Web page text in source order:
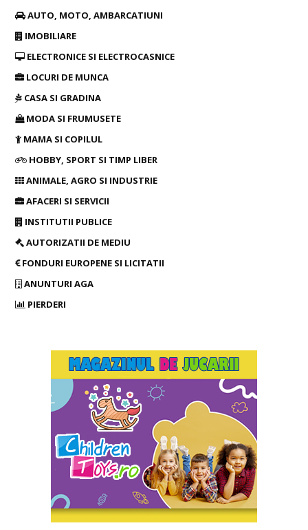
AUTO, MOTO, AMBARCATIUNI
IMOBILIARE
ELECTRONICE SI ELECTROCASNICE
LOCURI DE MUNCA
CASA SI GRADINA
MODA SI FRUMUSETE
MAMA SI COPILUL
HOBBY, SPORT SI TIMP LIBER
ANIMALE, AGRO SI INDUSTRIE
AFACERI SI SERVICII
INSTITUTII PUBLICE
AUTORIZATII DE MEDIU
FONDURI EUROPENE SI LICITATII
ANUNTURI AGA
PIERDERI